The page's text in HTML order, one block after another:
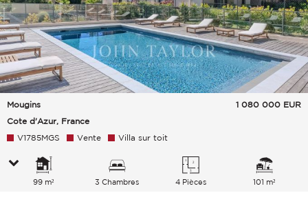
Mougins
Cote d'Azur, France
1 080 000 EUR
V1785MGS Vente Villa sur toit
99 m² 3 Chambres 4 Pièces 101 m²